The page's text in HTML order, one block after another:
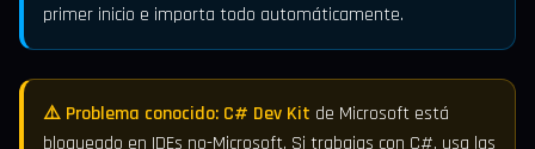
primer inicio e importa todo automáticamente.
⚠️ Problema conocido: C# Dev Kit de Microsoft está
bloqueado en IDEs no-Microsoft. Si trabajas con C#, usa las